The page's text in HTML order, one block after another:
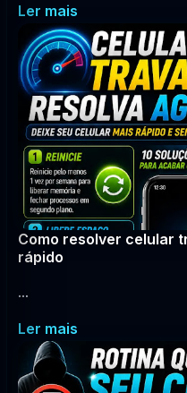
Ler mais
Como resolver celular
rápido
...
Ler mais